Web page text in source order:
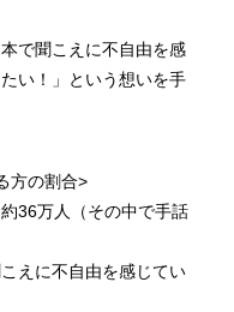
で聞こえに不自由を感
い！」という想いを手
方の割合>
36万人（その中で手話
えに不自由を感じてい